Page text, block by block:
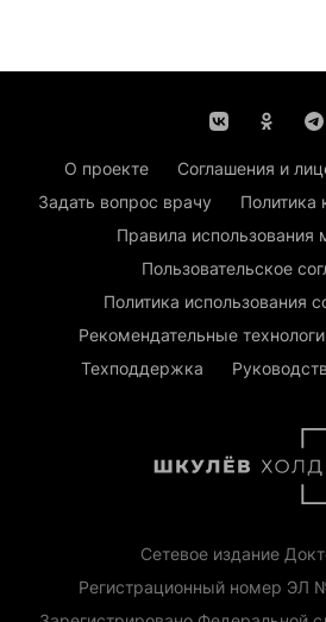
О проекте Соглашения и
Задать вопрос врачу
Политика
Правила использования
Пользовательское
Политика использования
Рекомендательные
Техподдержка
Сетевое издание
Регистрационный номер ЭЛ